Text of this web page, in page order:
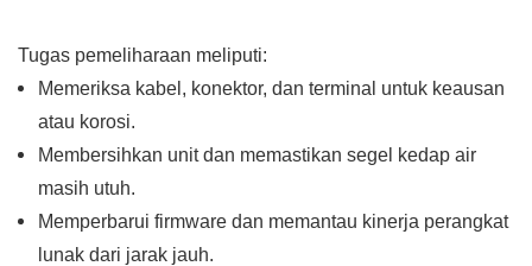
Tugas pemeliharaan meliputi:
Memeriksa kabel, konektor, dan terminal untuk keausan
atau korosi.
Membersihkan unit dan memastikan segel kedap air
masih utuh.
Memperbarui firmware dan memantau kinerja perangkat
lunak dari jarak jauh.